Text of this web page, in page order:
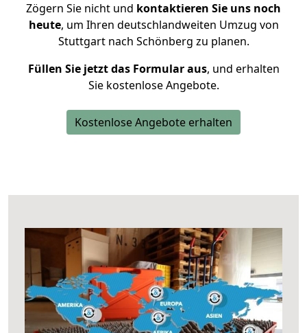
Zögern Sie nicht und kontaktieren Sie uns noch
heute, um Ihren deutschlandweiten Umzug von
Stuttgart nach Schönberg zu planen.
Füllen Sie jetzt das Formular aus, und erhalten
Sie kostenlose Angebote.
Kostenlose Angebote erhalten